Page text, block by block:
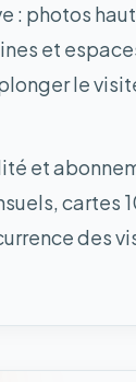
: photos
et
le
et
cartes
des